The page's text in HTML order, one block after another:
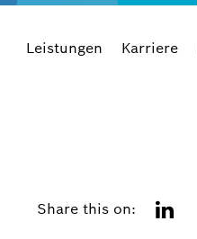
Leistungen Karriere
Share this on: